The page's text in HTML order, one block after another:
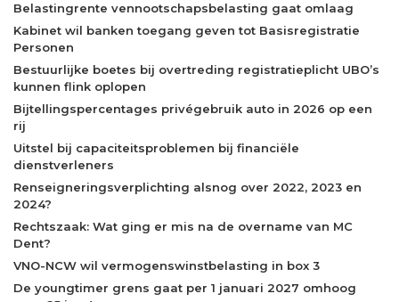
Belastingrente vennootschapsbelasting gaat omlaag
Kabinet wil banken toegang geven tot Basisregistratie
Personen
Bestuurlijke boetes bij overtreding registratieplicht UBO’s
kunnen flink oplopen
Bijtellingspercentages privégebruik auto in 2026 op een
rij
Uitstel bij capaciteitsproblemen bij financiële
dienstverleners
Renseigneringsverplichting alsnog over 2022, 2023 en
2024?
Rechtszaak: Wat ging er mis na de overname van MC
Dent?
VNO-NCW wil vermogenswinstbelasting in box 3
De youngtimer grens gaat per 1 januari 2027 omhoog